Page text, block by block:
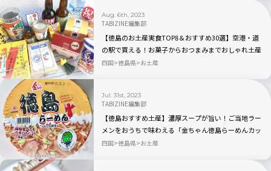
Aug. 6th, 2023
TABIZINE編集部
【徳島のお土産実食TOP8＆おすすめ30選】空港・道
の駅で買える！お菓子からおつまみまでおしゃれ土産
も
四国 徳島県 お土産
Jul. 31st, 2023
TABIZINE編集部
【徳島おすすめ土産】濃厚スープが旨い！ご当地ラー
メンをおうちで味わえる「金ちゃん徳島らーめんカッ
プ」
四国 徳島県 お土産